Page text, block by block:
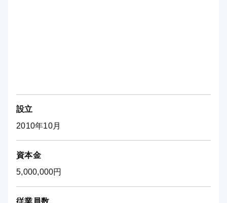
設立
2010年10月
資本金
5,000,000円
従業員数